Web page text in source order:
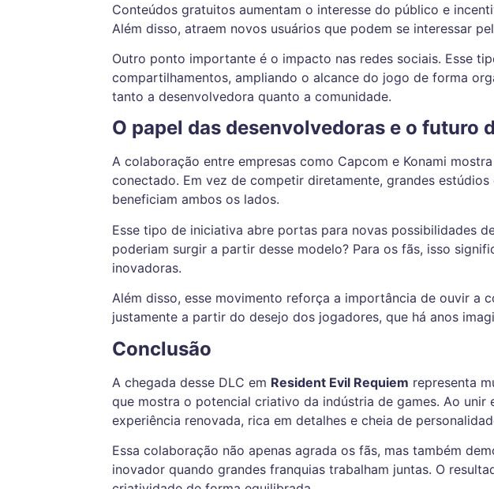
Conteúdos gratuitos aumentam o interesse do público e
Além disso, atraem novos usuários que podem se interessar
Outro ponto importante é o impacto nas redes sociais. Esse
compartilhamentos, ampliando o alcance do jogo de forma
tanto a desenvolvedora quanto a comunidade.
O papel das desenvolvedoras e o futuro
A colaboração entre empresas como Capcom e Konami
conectado. Em vez de competir diretamente, grandes
beneficiam ambos os lados.
Esse tipo de iniciativa abre portas para novas possibilidades
poderiam surgir a partir desse modelo? Para os fãs, isso
inovadoras.
Além disso, esse movimento reforça a importância de ouvir a
justamente a partir do desejo dos jogadores, que há anos
Conclusão
A chegada desse DLC em Resident Evil Requiem representa
que mostra o potencial criativo da indústria de games. Ao
experiência renovada, rica em detalhes e cheia de
Essa colaboração não apenas agrada os fãs, mas também
inovador quando grandes franquias trabalham juntas. O